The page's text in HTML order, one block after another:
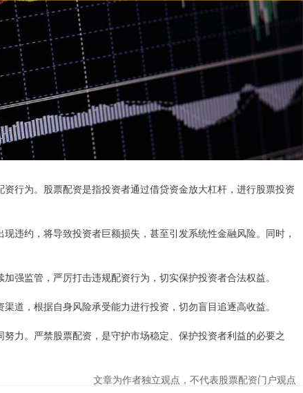
行为。股票配资是指投资者通过借贷资金放大杠杆，进行股票投资
违约，将导致投资者巨额损失，甚至引发系统性金融风险。同时，
强监管，严厉打击违规配资行为，切实保护投资者合法权益。
道，根据自身风险承受能力进行投资，切勿盲目追逐高收益。
力。严禁股票配资，是守护市场稳定、保护投资者利益的必要之
文章为作者独立观点，不代表股票配资门户观点